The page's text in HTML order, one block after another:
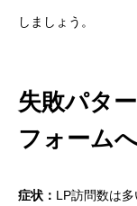
しましょう。
失敗パタ
フォーム
症状： LP訪問数は多